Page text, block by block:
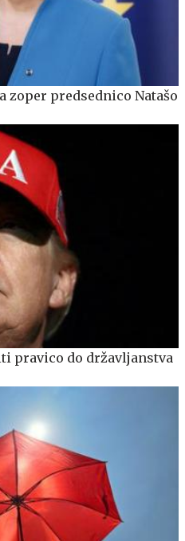
zoper predsednico Natašo
pravico do državljanstva